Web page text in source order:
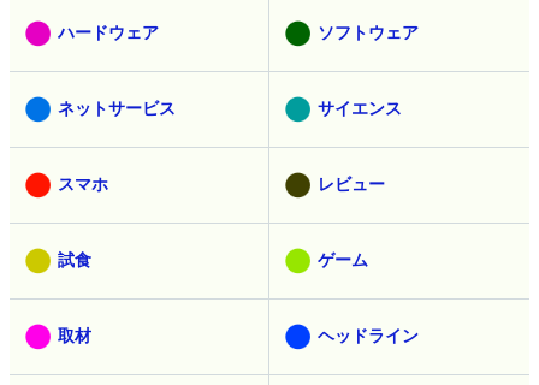
ハードウェア ソフトウェア
ネットサービス サイエンス
スマホ レビュー
試食 ゲーム
取材 ヘッドライン